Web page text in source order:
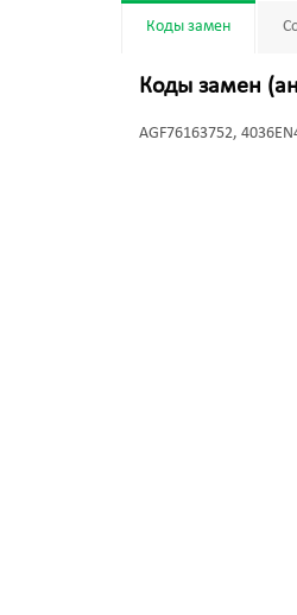
Коды замен
Коды замен
AGF76163752,